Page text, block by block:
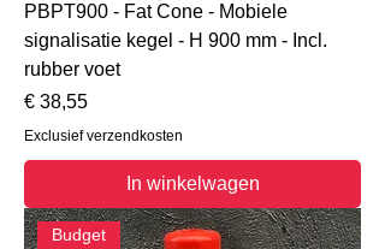
PBPT900 - Fat Cone - Mobiele
signalisatie kegel - H 900 mm - Incl.
rubber voet
Prijs
€ 38,55
Exclusief verzendkosten
In winkelwagen
Budget